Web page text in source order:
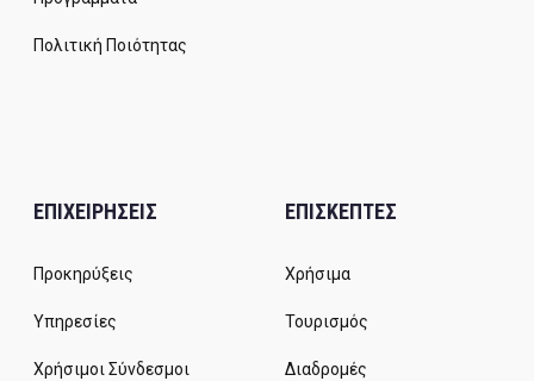
Πολιτική Ποιότητας
ΕΠΙΧΕΙΡΗΣΕΙΣ
Προκηρύξεις
Υπηρεσίες
Χρήσιμοι Σύνδεσμοι
ΕΠΙΣΚΕΠΤΕΣ
Χρήσιμα
Τουρισμός
Διαδρομές